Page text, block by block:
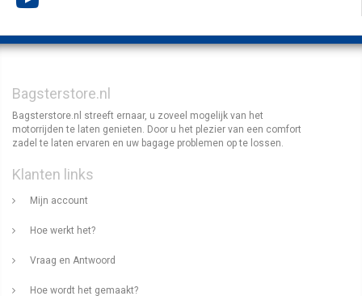
Bagsterstore.nl
Bagsterstore.nl streeft ernaar, u zoveel mogelijk van het
motorrijden te laten genieten. Door u het plezier van een comfort
zadel te laten ervaren en uw bagage problemen op te lossen.
Klanten links
Mijn account
Hoe werkt het?
Vraag en Antwoord
Hoe wordt het gemaakt?